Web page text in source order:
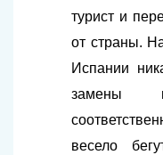
турист и
от страны.
Испании
замены
весело